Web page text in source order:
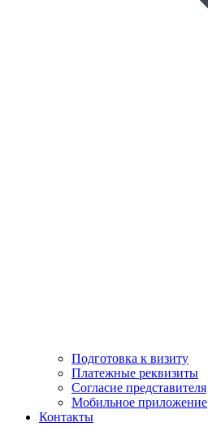
Подготовка к визиту
Платежные реквизиты
Согласие представителя
Мобильное приложение
Контакты